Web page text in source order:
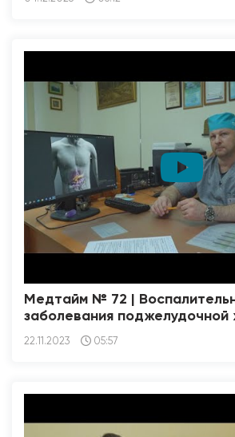
Медтайм № 72 |
заболевания поджелудочной
22.11.2023 05:57